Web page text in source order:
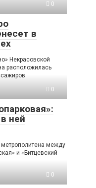
0
в
Некрасовской
расположилась
0
ней
метрополитена между
и «Битцевский
0